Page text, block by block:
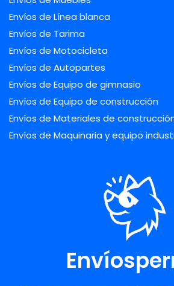
Envíos de Línea blanca
Envíos de Tarima
Envíos de Motocicleta
Envíos de Autopartes
Envíos de Equipo de gimnasio
Envíos de Equipo de construcción
Envíos de Materiales de
Envíos de Maquinaria y equipo